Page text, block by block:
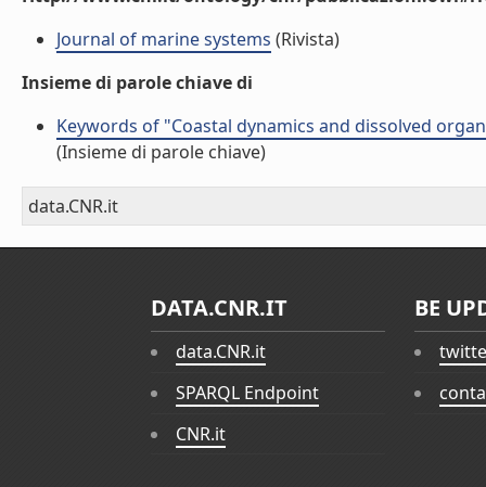
Journal of marine systems (Rivista)
Insieme di parole chiave di
Keywords of "Coastal dynamics and dissolved
(Insieme di parole chiave)
data.CNR.it
DATA.CNR.IT
data.CNR.it
SPARQL Endpoint
CNR.it
BE